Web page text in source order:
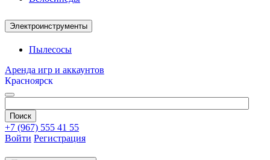
Электроинструменты
Пылесосы
Аренда игр и аккаунтов
Красноярск
+7 (967) 555 41 55
Войти Регистрация